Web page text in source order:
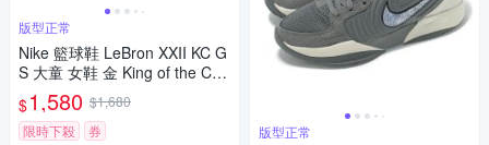
版型正常
Nike 籃球鞋 LeBron XXII KC G
S 大童 女鞋 金 King of the Cou
rt FZ7308-100
$1,580 $1,680
限時下殺
券 版型正常